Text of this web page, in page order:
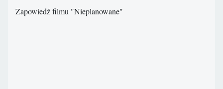
Zapowiedź filmu "Nieplanowane"